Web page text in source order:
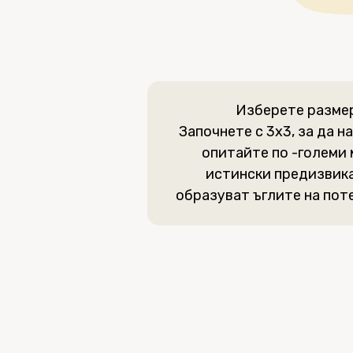
Изберете
Започнете с 3x3, за да
опитайте по -
истински
образуват ъглите на